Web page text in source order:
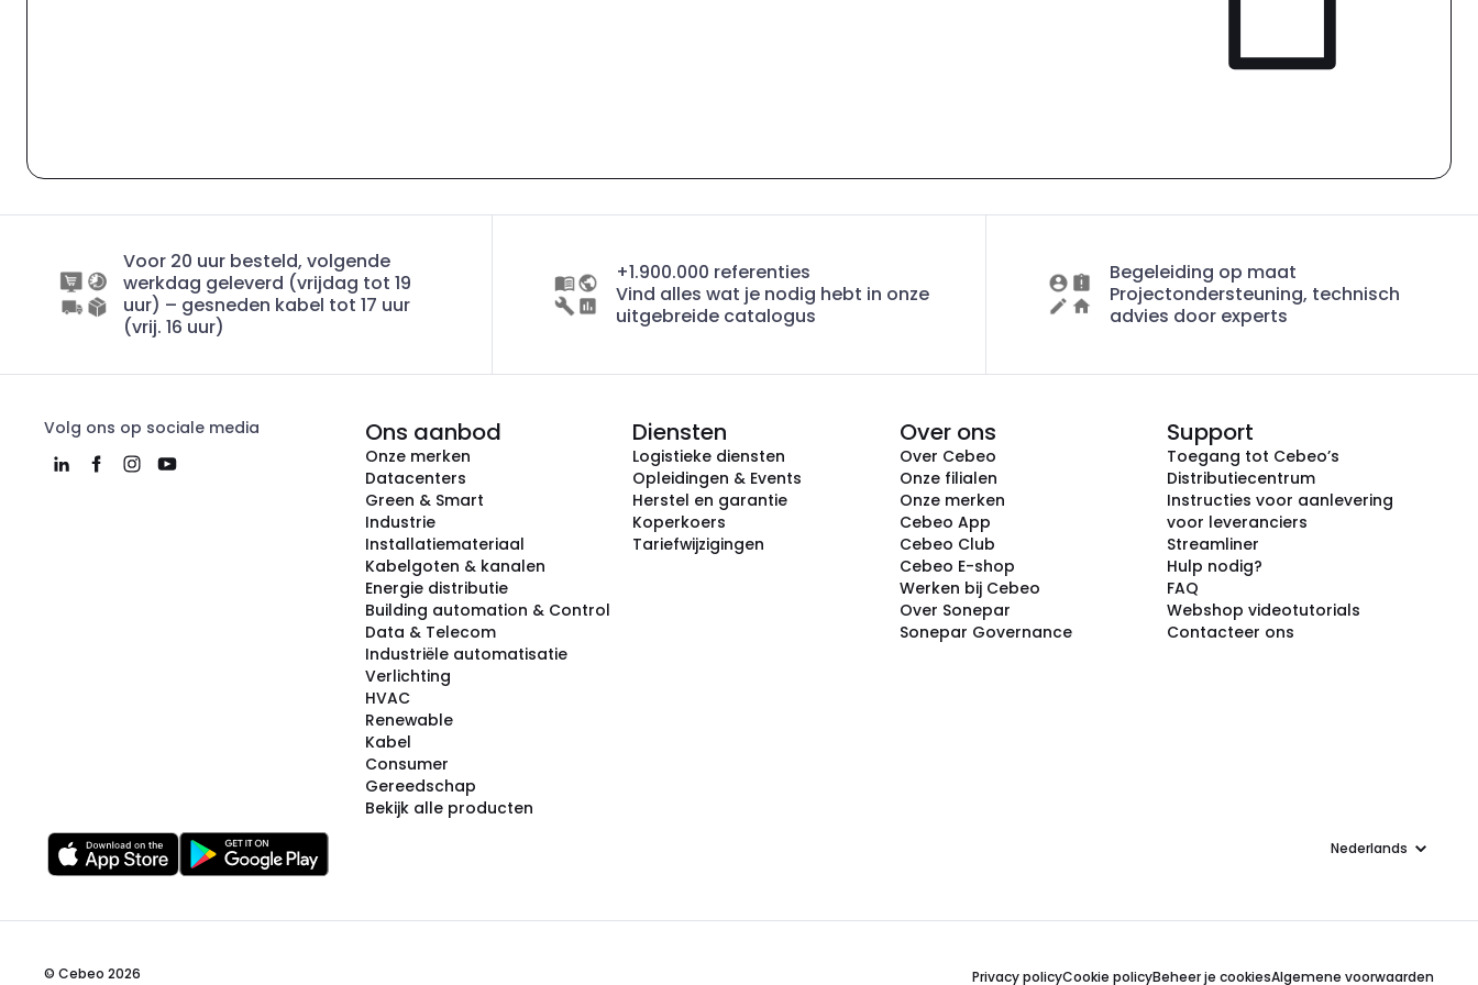
Voor 20 uur besteld, volgende
werkdag geleverd (vrijdag tot 19
uur) – gesneden kabel tot 17 uur
(vrij. 16 uur)
+1.900.000 referenties
Vind alles wat je nodig hebt in onze
uitgebreide catalogus
Begeleiding op maat
Projectondersteuning, technisch
advies door experts
Volg ons op sociale media Ons aanbod
Onze merken
Datacenters
Green & Smart
Industrie
Installatiemateriaal
Kabelgoten & kanalen
Energie distributie
Building automation & Control
Data & Telecom
Industriële automatisatie
Verlichting
HVAC
Renewable
Kabel
Consumer
Gereedschap
Bekijk alle producten
Diensten
Logistieke diensten
Opleidingen & Events
Herstel en garantie
Koperkoers
Tariefwijzigingen
Over ons
Over Cebeo
Onze filialen
Onze merken
Cebeo App
Cebeo Club
Cebeo E-shop
Werken bij Cebeo
Over Sonepar
Sonepar Governance
Support
Toegang tot Cebeo’s
Distributiecentrum
Instructies voor aanlevering
voor leveranciers
Streamliner
Hulp nodig?
FAQ
Webshop videotutorials
Contacteer ons
Taal
© Cebeo 2026 Privacy policyCookie policyBeheer je cookiesAlgemene voorwaarden